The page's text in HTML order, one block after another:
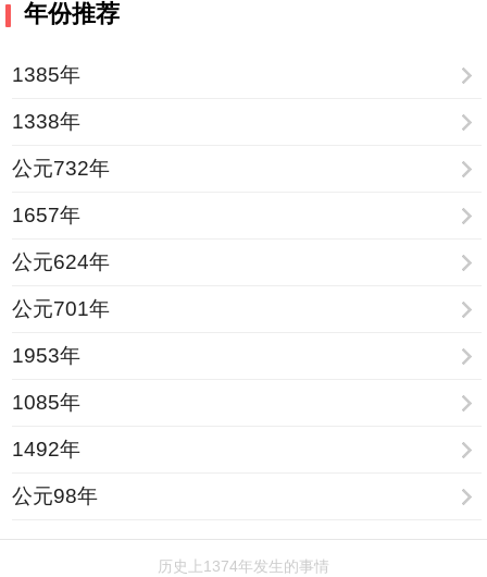
年份推荐
1385年
1338年
公元732年
1657年
公元624年
公元701年
1953年
1085年
1492年
公元98年
历史上1374年发生的事情